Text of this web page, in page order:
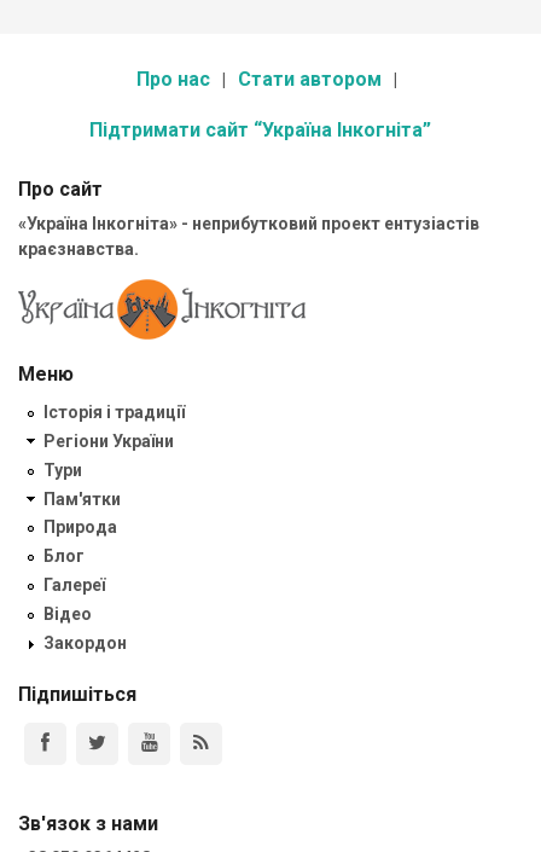
Про нас Стати автором
Підтримати сайт “Україна Інкогніта”
Про сайт
«Україна Інкогніта» - неприбутковий проект ентузіастів
краєзнавства.
Меню
Історія і традиції
Регіони України
Тури
Пам'ятки
Природа
Блог
Галереї
Відео
Закордон
Підпишіться
Зв'язок з нами